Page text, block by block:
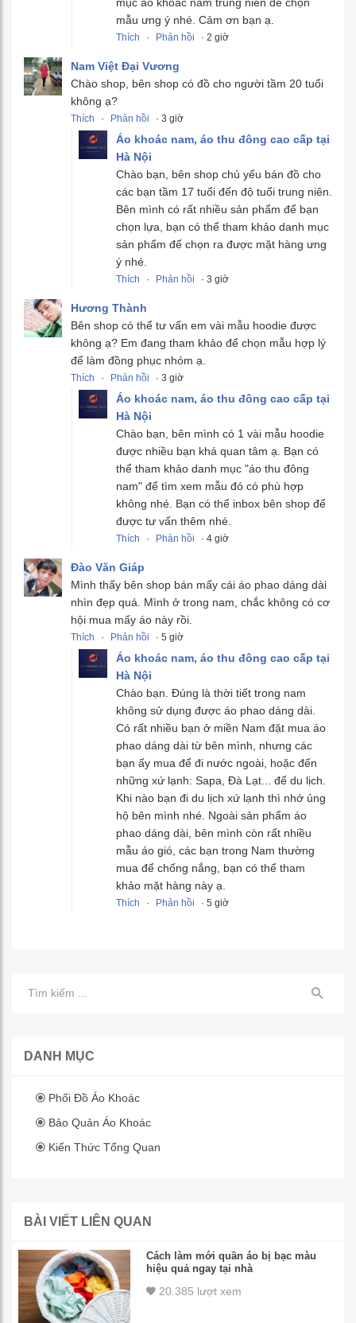
mục áo khoác nam trung niên để chọn
mẫu ưng ý nhé. Cảm ơn bạn ạ.
Thích · Phản hồi · 2 giờ
Nam Việt Đại Vương
Chào shop, bên shop có đồ cho người tầm 20 tuổi
không ạ?
Thích · Phản hồi · 3 giờ
Áo khoác nam, áo thu đông cao cấp tại
Hà Nội
Chào bạn, bên shop chủ yếu bán đồ cho
các bạn tầm 17 tuổi đến độ tuổi trung niên.
Bên mình có rất nhiều sản phẩm để bạn
chọn lựa, bạn có thể tham khảo danh mục
sản phẩm để chọn ra được mặt hàng ưng
ý nhé.
Thích · Phản hồi · 3 giờ
Hương Thành
Bên shop có thể tư vấn em vài mẫu hoodie được
không ạ? Em đang tham khảo để chọn mẫu hợp lý
để làm đồng phục nhóm ạ.
Thích · Phản hồi · 3 giờ
Áo khoác nam, áo thu đông cao cấp tại
Hà Nội
Chào bạn, bên mình có 1 vài mẫu hoodie
được nhiều bạn khá quan tâm ạ. Bạn có
thể tham khảo danh mục "áo thu đông
nam" để tìm xem mẫu đó có phù hợp
không nhé. Bạn có thể inbox bên shop để
được tư vấn thêm nhé.
Thích · Phản hồi · 4 giờ
Đào Văn Giáp
Mình thấy bên shop bán mấy cái áo phao dáng dài
nhìn đẹp quá. Mình ở trong nam, chắc không có cơ
hội mua mấy áo này rồi.
Thích · Phản hồi · 5 giờ
Áo khoác nam, áo thu đông cao cấp tại
Hà Nội
Chào bạn. Đúng là thời tiết trong nam
không sử dụng được áo phao dáng dài.
Có rất nhiều bạn ở miền Nam đặt mua áo
phao dáng dài từ bên mình, nhưng các
bạn ấy mua để đi nước ngoài, hoặc đến
những xứ lạnh: Sapa, Đà Lạt... để du lịch.
Khi nào bạn đi du lịch xứ lạnh thì nhớ ủng
hộ bên mình nhé. Ngoài sản phẩm áo
phao dáng dài, bên mình còn rất nhiều
mẫu áo gió, các bạn trong Nam thường
mua để chống nắng, bạn có thể tham
khảo mặt hàng này ạ.
Thích · Phản hồi · 5 giờ
DANH MỤC
Phối Đồ Áo Khoác
Bảo Quản Áo Khoác
Kiến Thức Tổng Quan
BÀI VIẾT LIÊN QUAN
Cách làm mới quần áo bị bạc màu
hiệu quả ngay tại nhà
20.385 lượt xem